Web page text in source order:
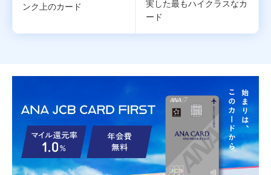
ンク上のカード
実した最もハイクラスなカ
ード